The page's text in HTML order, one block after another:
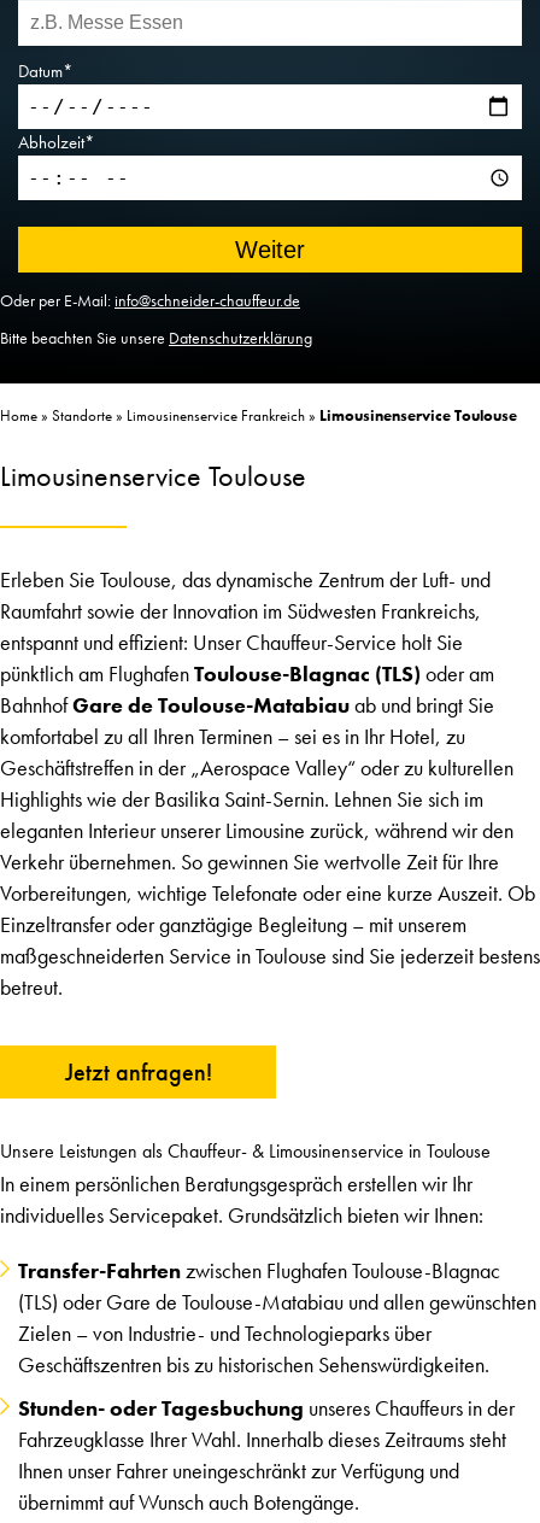
Datum*
Abholzeit*
Oder per E-Mail:info@schneider-chauffeur.de
Bitte beachten Sie unsere Datenschutzerklärung
Home» Standorte» Limousinenservice Frankreich» Limousinenservice Toulouse
Limousinenservice Toulouse
Erleben Sie Toulouse, das dynamische Zentrum der Luft- und
Raumfahrt sowie der Innovation im Südwesten Frankreichs,
entspannt und effizient: Unser Chauffeur-Service holt Sie
pünktlich am FlughafenToulouse-Blagnac (TLS) oder am
BahnhofGare de Toulouse-Matabiauab und bringt Sie
komfortabel zu all Ihren Terminen – sei es in Ihr Hotel, zu
Geschäftstreffen in der „Aerospace Valley“ oder zu kulturellen
Highlights wie der Basilika Saint-Sernin. Lehnen Sie sich im
eleganten Interieur unserer Limousine zurück, während wir den
Verkehr übernehmen. So gewinnen Sie wertvolle Zeit für Ihre
Vorbereitungen, wichtige Telefonate oder eine kurze Auszeit. Ob
Einzeltransfer oder ganztägige Begleitung – mit unserem
maßgeschneiderten Service in Toulouse sind Sie jederzeit bestens
betreut.
Jetzt anfragen!
Unsere Leistungen als Chauffeur- & Limousinenservice in Toulouse
In einem persönlichen Beratungsgespräch erstellen wir Ihr
individuelles Servicepaket. Grundsätzlich bieten wir Ihnen:
Transfer-Fahrtenzwischen Flughafen Toulouse-Blagnac
(TLS) oder Gare de Toulouse-Matabiau und allen gewünschten
Zielen – von Industrie- und Technologieparks über
Geschäftszentren bis zu historischen Sehenswürdigkeiten.
Stunden- oder Tagesbuchung unseres Chauffeurs in der
Fahrzeugklasse Ihrer Wahl. Innerhalb dieses Zeitraums steht
Ihnen unser Fahrer uneingeschränkt zur Verfügung und
übernimmt auf Wunsch auch Botengänge.